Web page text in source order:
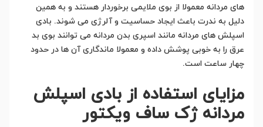
های مردانه معمولا از بوی ملایمی برخوردار هستند و به همین
دلیل به ندرت باعث ایجاد حساسیت و آلرژی می شوند. بادی
اسپلش های مردانه مانند اسپری بدن مردانه می توانند بوی بد
عرق را به خوبی پوشش داده و معمولا ماندگاری آن ها در حدود
چهار ساعت است.
مزایای استفاده از بادی اسپلش
مردانه ژک ساف ویکتور